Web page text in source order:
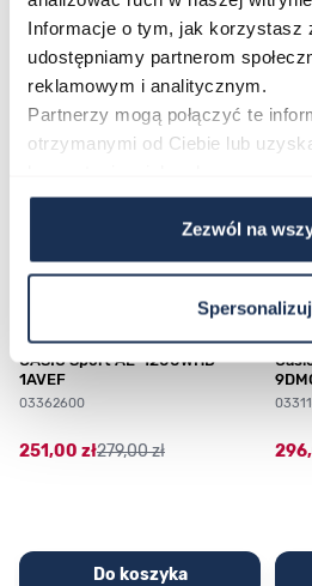
Informacje o tym, jak korzystasz
udostępniamy partnerom
reklamowym i analitycznym.
Partnerzy mogą połączyć te
otrzymanymi od Ciebie lub
Zezwól na
Spersonalizuj
Najczęściej
Poruszanie się po elementach
Naciśnij, aby pominąć karuzelę
Naciśnij, aby przejść do nawigacji
CASIO Sport AE-1200WHD-
1AVEF
03362600
251,00 zł279,00 zł
Do koszyka